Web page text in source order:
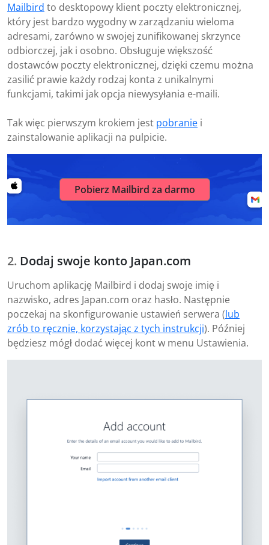
Mailbird to desktopowy klient poczty elektronicznej,
który jest bardzo wygodny w zarządzaniu wieloma
adresami, zarówno w swojej zunifikowanej skrzynce
odbiorczej, jak i osobno. Obsługuje większość
dostawców poczty elektronicznej, dzięki czemu można
zasilić prawie każdy rodzaj konta z unikalnymi
funkcjami, takimi jak opcja niewysyłania e-maili.
Tak więc pierwszym krokiem jest pobranie i
zainstalowanie aplikacji na pulpicie.
Pobierz Mailbird za darmo
Dodaj swoje konto Japan.com
Uruchom aplikację Mailbird i dodaj swoje imię i
nazwisko, adres Japan.com oraz hasło. Następnie
poczekaj na skonfigurowanie ustawień serwera (lub
zrób to ręcznie, korzystając z tych instrukcji). Później
będziesz mógł dodać więcej kont w menu Ustawienia.